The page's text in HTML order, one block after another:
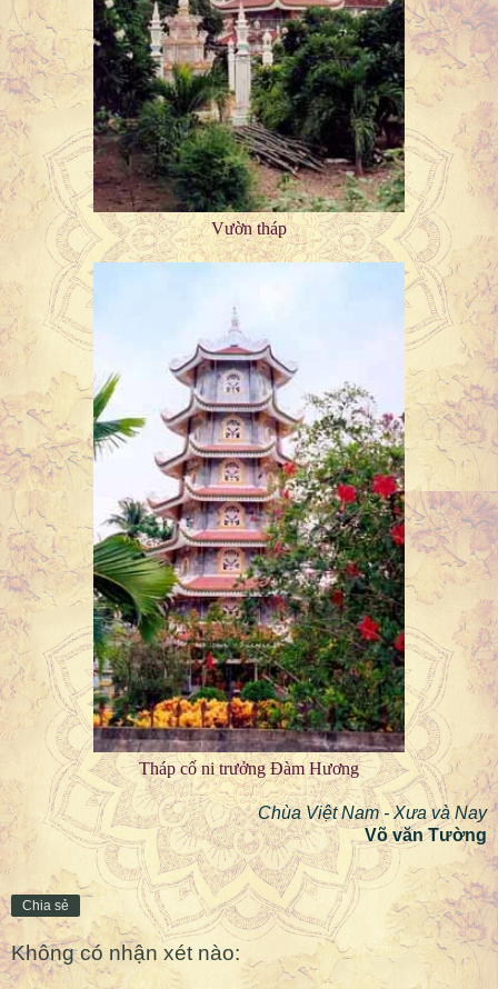
Vườn tháp
Tháp cố ni trưởng Đàm Hương
Chùa Việt Nam - Xưa và Nay
Võ văn Tường
Chia sẻ
Không có nhận xét nào: